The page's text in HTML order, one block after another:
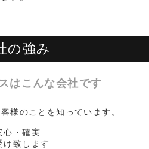
の強み
はこんな会社です
様のことを知っています。
心・確実
け致します